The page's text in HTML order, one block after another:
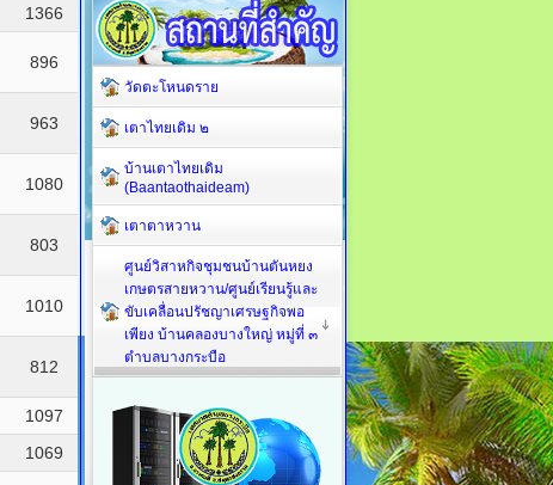
1366
896
963
1080
803
1010
812
1097
1069
วัดตะโหนดราย
เตาไทยเดิม ๒
บ้านเตาไทยเดิม
(Baantaothaideam)
เตาตาหวาน
ศูนย์วิสาหกิจชุมชนบ้านตันหยง
เกษตรสายหวาน/ศูนย์เรียนรู้และ
ขับเคลื่อนปรัชญาเศรษฐกิจพอ
เพียง บ้านคลองบางใหญ่ หมู่ที่ ๓
ตำบลบางกระบือ